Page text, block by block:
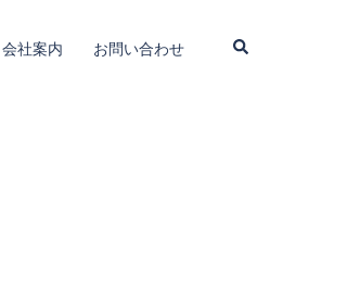
会社案内 お問い合わせ
検